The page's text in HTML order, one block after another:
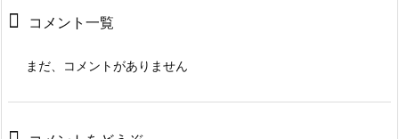
コメント一覧
まだ、コメントがありません